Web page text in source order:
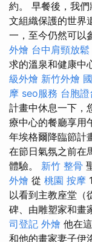
約。 早餐後，我
文組織保護的世界
一，至今仍然可以
外燴 台中肩頸放鬆
求的溫泉和健康中
級外燴 新竹外燴
摩 seo服務 台胞證
計畫中休息一下，
療中心的餐廳享用
年埃格爾降臨節計
在節日氣氛之前在
體驗。 新竹 整骨
外燴 從 桃園 按摩
以看到主教座堂
碑、由雕塑家和畫
司登記 外燴 他在
和他的畫家妻子伊